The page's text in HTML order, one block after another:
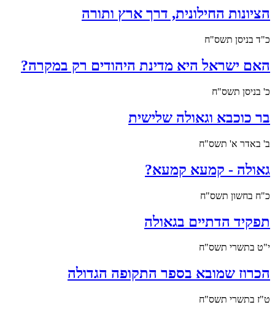
הציונות החילונית, דרך ארץ ותורה
כ"ד בניסן תשס"ח
האם ישראל היא מדינת היהודים רק במקרה?
כ' בניסן תשס"ח
בר כוכבא וגאולה שלישית
ב' באדר א' תשס"ח
גאולה - קמעא קמעא?
כ"ח בחשון תשס"ח
תפקיד הדתיים בגאולה
י"ט בתשרי תשס"ח
הכרוז שמובא בספר התקופה הגדולה
ט"ז בתשרי תשס"ח